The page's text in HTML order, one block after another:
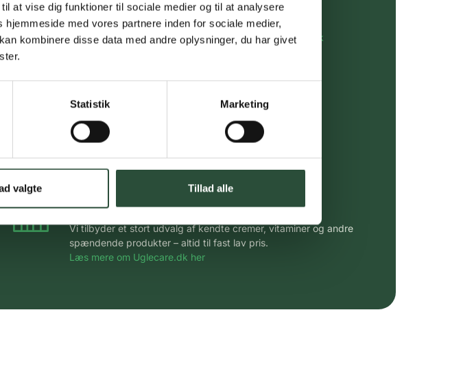
at vise dig funktioner til sociale medier og til at analysere
med vores partnere inden for sociale medier,
kombinere disse data med andre oplysninger, du har givet
Statistik Marketing
valgte Tillad alle
Personlig rådgivning
Få hjælp til din webordre på:kundeservice@uglecare.dk
Hurtig levering (30 min. i Kbh)
Hurtigt leveringen via GLS, og DAO
Faste lave priser*
Stort udvalg af kendte produkter
Vi tilbyder et stort udvalg af kendte cremer, vitaminer og andre
spændende produkter – altid til fast lav pris.
Læs mere om Uglecare.dk her